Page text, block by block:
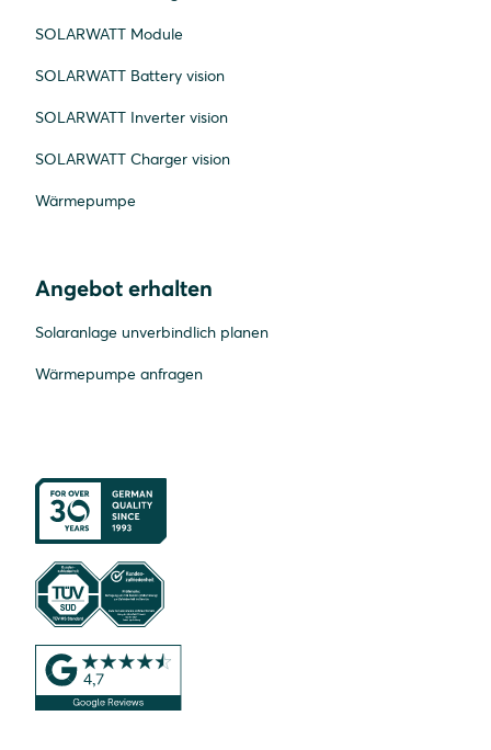
SOLARWATT Module
SOLARWATT Battery vision
SOLARWATT Inverter vision
SOLARWATT Charger vision
Wärmepumpe
Angebot erhalten
Solaranlage unverbindlich planen
Wärmepumpe anfragen